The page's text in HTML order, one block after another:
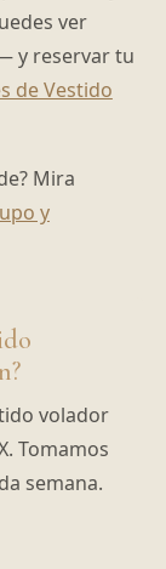
ver
y reservar tu
de Vestido
Mira
y
volador
Tomamos
semana.